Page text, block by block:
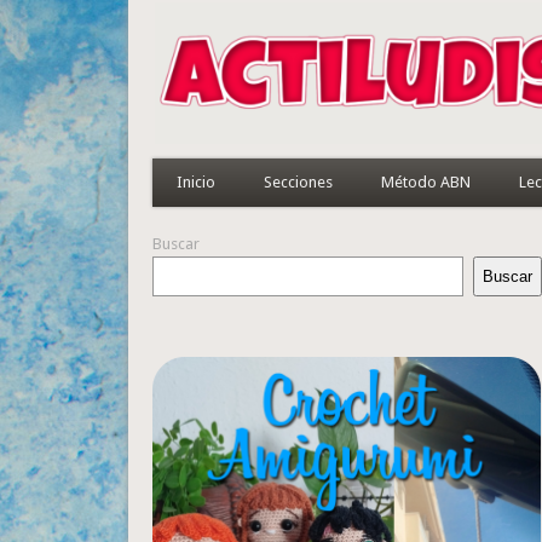
Inicio Secciones Método ABN
Buscar
Buscar